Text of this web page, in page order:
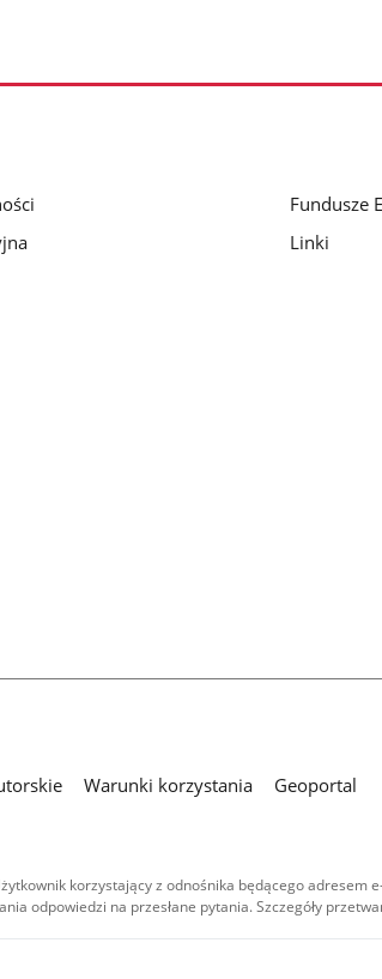
Fundusze
Linki
Warunki korzystania
Geoportal
korzystający z odnośnika będącego adresem
odpowiedzi na przesłane pytania. Szczegóły
są